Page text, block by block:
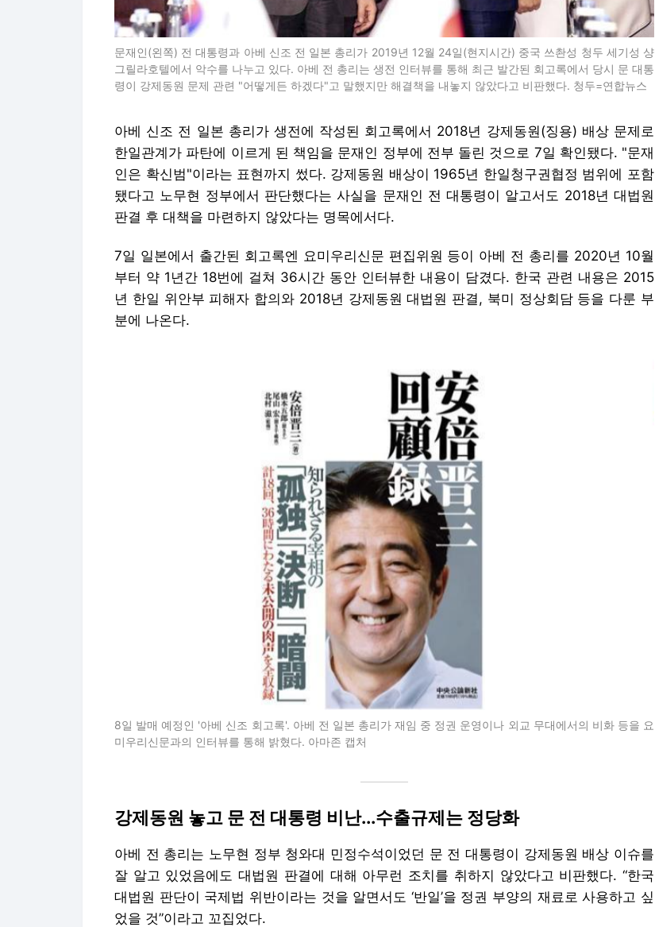
문재인(왼쪽) 전 대통령과 아베 신조 전 일본 총리가 2019년 12월 24일(현지시간) 중국 쓰촨성 청두 세기성 샹
그릴라호텔에서 악수를 나누고 있다. 아베 전 총리는 생전 인터뷰를 통해 최근 발간된 회고록에서 당시 문 대통
령이 강제동원 문제 관련 "어떻게든 하겠다"고 말했지만 해결책을 내놓지 않았다고 비판했다. 청두=연합뉴스
아베 신조 전 일본 총리가 생전에 작성된 회고록에서 2018년 강제동원(징용) 배상 문제로
한일관계가 파탄에 이르게 된 책임을 문재인 정부에 전부 돌린 것으로 7일 확인됐다. "문재
인은 확신범"이라는 표현까지 썼다. 강제동원 배상이 1965년 한일청구권협정 범위에 포함
됐다고 노무현 정부에서 판단했다는 사실을 문재인 전 대통령이 알고서도 2018년 대법원
판결 후 대책을 마련하지 않았다는 명목에서다.
7일 일본에서 출간된 회고록엔 요미우리신문 편집위원 등이 아베 전 총리를 2020년 10월
부터 약 1년간 18번에 걸쳐 36시간 동안 인터뷰한 내용이 담겼다. 한국 관련 내용은 2015
년 한일 위안부 피해자 합의와 2018년 강제동원 대법원 판결, 북미 정상회담 등을 다룬 부
분에 나온다.
8일 발매 예정인 '아베 신조 회고록'. 아베 전 일본 총리가 재임 중 정권 운영이나 외교 무대에서의 비화 등을 요
미우리신문과의 인터뷰를 통해 밝혔다. 아마존 캡처
강제동원 놓고 문 전 대통령 비난...수출규제는 정당화
아베 전 총리는 노무현 정부 청와대 민정수석이었던 문 전 대통령이 강제동원 배상 이슈를
잘 알고 있었음에도 대법원 판결에 대해 아무런 조치를 취하지 않았다고 비판했다. “한국
대법원 판단이 국제법 위반이라는 것을 알면서도 ‘반일’을 정권 부양의 재료로 사용하고 싶
었을 것”이라고 꼬집었다.